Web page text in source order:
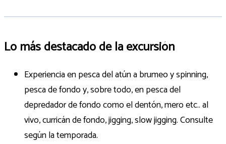
Lo más destacado de la excursión
Experiencia en pesca del atún a brumeo y spinning,
pesca de fondo y, sobre todo, en pesca del
depredador de fondo como el dentón, mero etc.. al
vivo, curricán de fondo, jigging, slow jigging. Consulte
según la temporada.